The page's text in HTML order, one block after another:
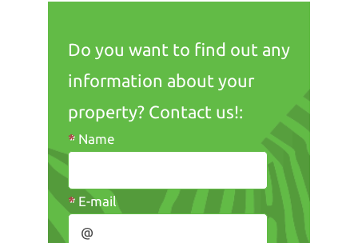
Do you want to find out any
information about your
property? Contact us!:
* Name
* E-mail